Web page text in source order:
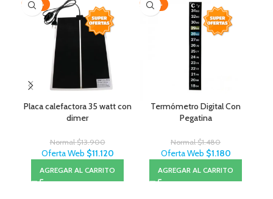
-20%
Placa calefactora 35 watt con
dimer
Normal$13.900
Oferta Web $11.120
AGREGAR AL CARRITO
-20%
Termómetro Digital Con
Pegatina
Normal$1.480
Oferta Web $1.180
AGREGAR AL CARRITO